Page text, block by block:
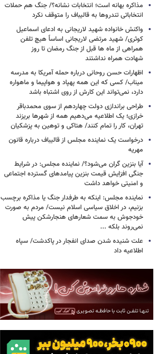
مذاکره بهانه است؛ انتخابات نشانه؟/ جنگ هم حملات
انتخاباتی تندروها به قالیباف را متوقف نکرد
واکنش خانواده شهید لاریجانی به ادعای اسماعیل
کوثری/ شهید مرتضی لاریجانی اساساً هیچ تلفن
همراهی از ماه ها قبل از جنگ رمضان تا روز
شهادت همراه نداشتند
اظهارات حسن روحانی درباره حمله آمریکا به مدرسه
میناب/ کسی که این همه پهپاد و هواپیما و ماهواره
دارد، نمی‌تواند این کارش از روی اشتباه باشد
طراحی براندازی دولت چهاردهم از سوی محمدباقر
خرازی؛ یک اطلاعیه می‌دهیم همه از شهرها بریزند
تهران، کار را تمام کنند/ هتاکی و توهین به پزشکیان
درخواست یک نماینده مجلس از قالیباف درباره قانون
مهریه
آیا بنزین گران می‌شود؟/ نماینده مجلس: در شرایط
جنگی افزایش قیمت بنزین پیامدهای گسترده اجتماعی
و امنیتی خواهد داشت
نماینده مجلس: اینکه به طرفدار جنگ یا مذاکره برچسب
بزنیم، در اخلاق سیاسی اسلام نیست/ مردم به صورت
خودجوش به سمت شعارهای هنجارشکن پیش
نمی‌روند بلکه ...
علت شنیده شدن صدای انفجار در پاکدشت/ سپاه
اطلاعیه داد